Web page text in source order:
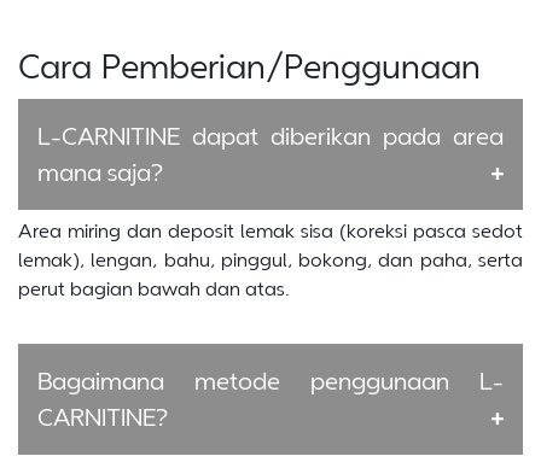
Cara Pemberian/Penggunaan
L-CARNITINE dapat diberikan pada area
mana saja?
Area miring dan deposit lemak sisa (koreksi pasca sedot
lemak), lengan, bahu, pinggul, bokong, dan paha, serta
perut bagian bawah dan atas.
Bagaimana metode penggunaan L-
CARNITINE?